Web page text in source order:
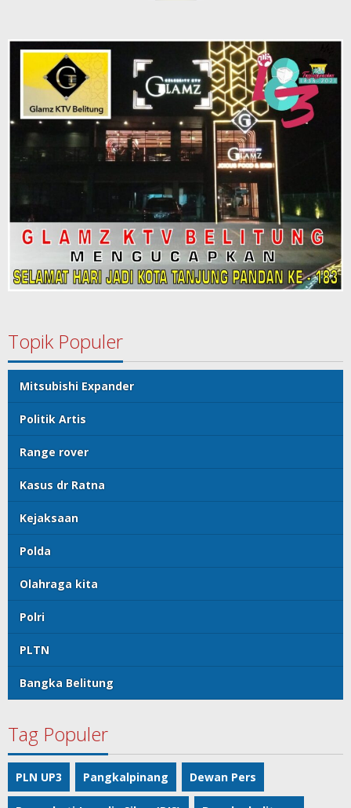
Topik Populer
Mitsubishi Expander
Politik Artis
Range rover
Kasus dr Ratna
Kejaksaan
Polda
Olahraga kita
Polri
PLTN
Bangka Belitung
Tag Populer
PLN UP3 Pangkalpinang Dewan Pers